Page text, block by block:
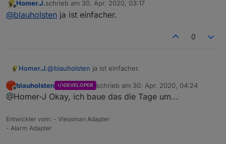
Okay, im GitHub habe ich ein issued wo der
Datenpunkt beschrieben ist. Also ist der speak
Offline
Homer.J.schrieb am 30. Apr. 2020, 03:17
zuletzt editiert von
@blauholsten ja ist einfacher.
0
Homer.J.@blauholsten ja ist einfacher.
Offline
blauholsten DEVELOPER schrieb am 30. Apr. 2020, 04:24
zuletzt editiert von
@Homer-J Okay, ich baue das die Tage um...
Entwickler vom: - Viessman Adapter
- Alarm Adapter